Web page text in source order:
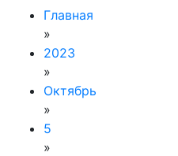
Главная
»
2023
»
Октябрь
»
5
»